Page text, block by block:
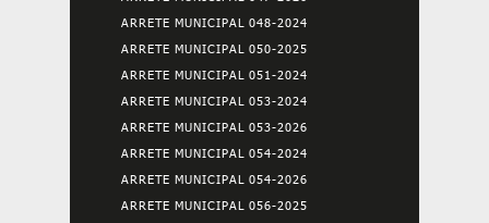
ARRETE MUNICIPAL 048-2024
ARRETE MUNICIPAL 050-2025
ARRETE MUNICIPAL 051-2024
ARRETE MUNICIPAL 053-2024
ARRETE MUNICIPAL 053-2026
ARRETE MUNICIPAL 054-2024
ARRETE MUNICIPAL 054-2026
ARRETE MUNICIPAL 056-2025